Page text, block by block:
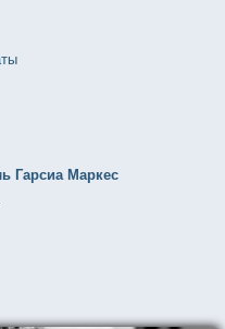
Гарсиа Маркес